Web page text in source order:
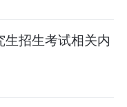
招生考试相关内